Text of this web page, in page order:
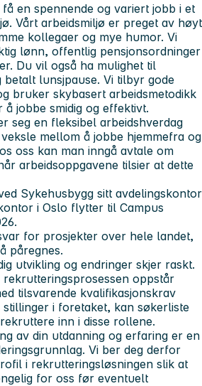
en spennende og variert jobb i et
Vårt arbeidsmiljø er preget av høyt
kollegaer og mye humor. Vi
lønn, offentlig pensjonsordninger
Du vil også ha mulighet til
betalt lunsjpause. Vi tilbyr gode
bruker skybasert arbeidsmetodikk
jobbe smidig og effektivt.
seg en fleksibel arbeidshverdag
mellom å jobbe hjemmefra og
oss kan man inngå avtale om
arbeidsoppgavene tilsier at dette
Sykehusbygg sitt avdelingskontor
i Oslo flytter til Campus
for prosjekter over hele landet,
påregnes.
utvikling og endringer skjer raskt.
oppstår
tilsvarende kvalifikasjonskrav
i foretaket, kan søkerliste
inn i disse rollene.
av din utdanning og erfaring er en
Vi ber deg derfor
i rekrutteringsløsningen slik at
for oss før eventuelt